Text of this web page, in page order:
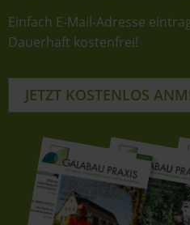
Einfach E-Mail-Adresse
Dauerhaft kostenfrei!
JETZT KOSTENLOS